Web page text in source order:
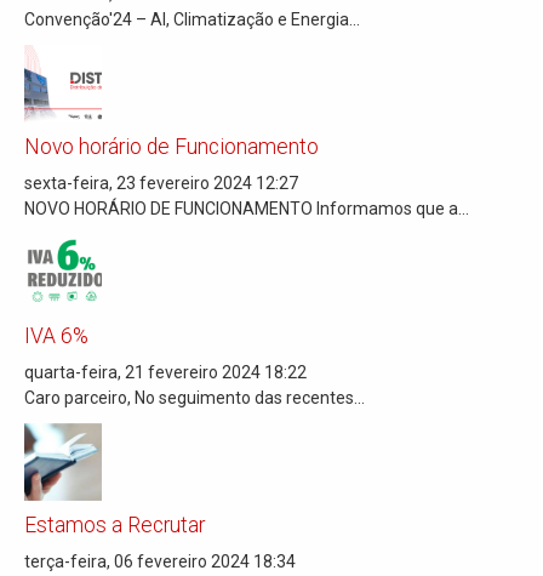
Convenção'24 – AI, Climatização e Energia...
Novo horário de Funcionamento
sexta-feira, 23 fevereiro 2024 12:27
NOVO HORÁRIO DE FUNCIONAMENTO Informamos que a...
IVA 6%
quarta-feira, 21 fevereiro 2024 18:22
Caro parceiro, No seguimento das recentes...
Estamos a Recrutar
terça-feira, 06 fevereiro 2024 18:34